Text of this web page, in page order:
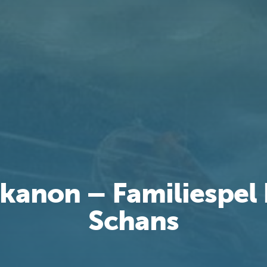
– Familiespel
Schans